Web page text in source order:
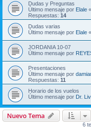
Dudas y Preguntas
Último mensaje por Elale «
Respuestas: 14
Dudas varias
Último mensaje por Elale «
JORDANIA 10-07
Último mensaje por
Presentaciones
Último mensaje por
Respuestas: 11
Horario de los vuelos
Último mensaje por Dr.
Nuevo Tema
6